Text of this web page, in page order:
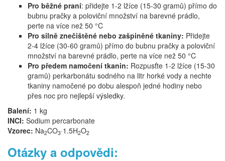
Pro běžné praní: přidejte 1-2 lžíce (15-30 gramů) přímo do
bubnu pračky a poloviční množství na barevné prádlo,
perte na více než 50 °C
Pro silně znečištěné nebo zašpiněné tkaniny: Přidejte
2-4 lžíce (30-60 gramů) přímo do bubnu pračky a poloviční
množství na barevné prádlo, perte na více než 50 °C
Pro předem namočení tkanin: Rozpusťte 1-2 lžíce (15-30
gramů) perkarbonátu sodného na litr horké vody a nechte
tkaniny namočené po dobu alespoň jedné hodiny nebo
přes noc pro nejlepší výsledky.
Balení: 1 kg
INCI: Sodium percarbonate
Vzorec: Na2CO3·1.5H2O2
Otázky a odpovědi: